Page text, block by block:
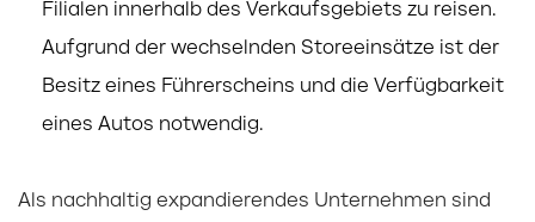
Filialen innerhalb des Verkaufsgebiets zu reisen.
Aufgrund der wechselnden Storeeinsätze ist der
Besitz eines Führerscheins und die Verfügbarkeit
eines Autos notwendig.
Als nachhaltig expandierendes Unternehmen sind